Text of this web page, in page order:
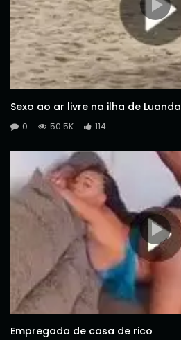
Sexo ao ar livre na ilha de Luanda
0 50.5K 114
Empregada de casa de rico